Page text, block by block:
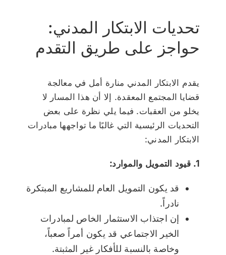
تحديات الابتكار المدني:
حواجز على طريق التقدم
يقدم الابتكار المدني منارة أمل في معالجة
قضايا المجتمع المعقدة. إلا أن هذا المسار لا
يخلو من العقبات. فيما يلي نظرة على بعض
التحديات الرئيسية التي غالبًا ما تواجهها مبادرات
الابتكار المدني:
1. قيود التمويل والموارد:
قد يكون التمويل العام للمشاريع المبتكرة
نادراً.
إن اجتذاب الاستثمار الخاص لمبادرات
الخير الاجتماعي قد يكون أمراً صعباً،
وخاصة بالنسبة للأفكار غير المثبتة.